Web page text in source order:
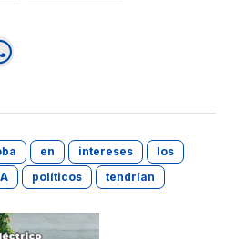
en intereses
los
políticos tendrían